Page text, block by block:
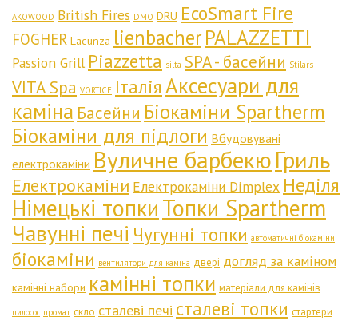
AKOWOOD British Fires DMO DRU EcoSmart Fire
FOGHER Lacunza lienbacherPALAZZETTI
Passion Grill Piazzetta silta SPA - басейни Stilars
VITA Spa VORTICE Італія Аксесуари для
каміна Басейни Біокаміни Spartherm
Біокаміни для підлоги Вбудовувані
електрокаміни Вуличне барбекюГриль
Електрокаміни Електрокаміни Dimplex Неділя
Німецькі топкиТопки Spartherm
Чавунні печі Чугунні топки автоматичні біокаміни
біокаміни вентилятори для каміна двері догляд за каміном
камінні набори камінні топки матеріали для камінів
пилосос промат скло сталеві печі сталеві топки стартери